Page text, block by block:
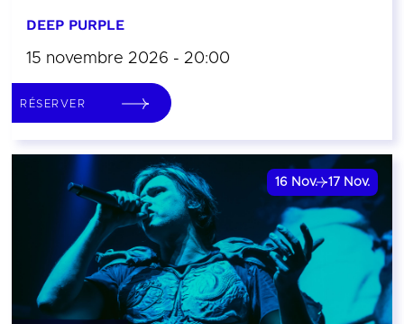
DEEP PURPLE
15 novembre 2026 - 20:00
RÉSERVER
16 Nov. 17 Nov.